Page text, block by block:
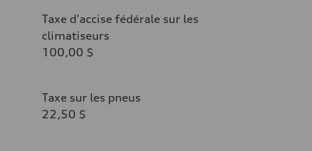
Taxe d'accise fédérale sur les
climatiseurs
100,00 $
Taxe sur les pneus
22,50 $